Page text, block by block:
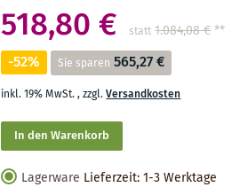
518,80 € statt 1.084,08 €**
-52% Sie sparen 565,27 €
inkl. 19% MwSt.,zzgl.Versandkosten
In den Warenkorb
Lagerware Lieferzeit: 1-3 Werktage